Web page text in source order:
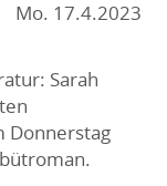
Mo. 17.4.2023
Sarah
Donnerstag